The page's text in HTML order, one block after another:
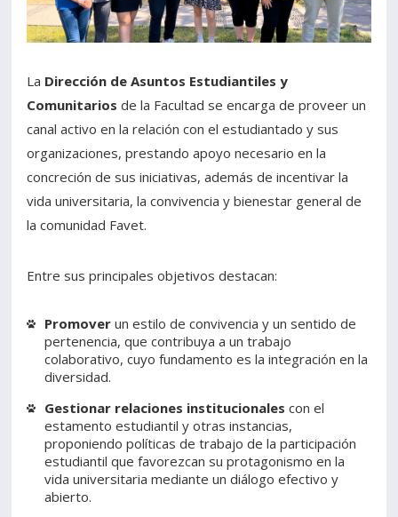
SERVICIOS VETERINARIOS
Estudiantes Funcionarios
Egresados
La Dirección de Asuntos Estudiantiles y
Comunitarios de la Facultad se encarga de proveer un
canal activo en la relación con el estudiantado y sus
organizaciones, prestando apoyo necesario en la
concreción de sus iniciativas, además de incentivar la
vida universitaria, la convivencia y bienestar general de
la comunidad Favet.
Entre sus principales objetivos destacan:
Promoverun estilo de convivencia y un sentido de
pertenencia, que contribuya a un trabajo
colaborativo, cuyo fundamento es la integración en la
diversidad.
Gestionar relaciones institucionales con el
estamento estudiantil y otras instancias,
proponiendo políticas de trabajo de la participación
estudiantil que favorezcan su protagonismo en la
vida universitaria mediante un diálogo efectivo y
abierto.